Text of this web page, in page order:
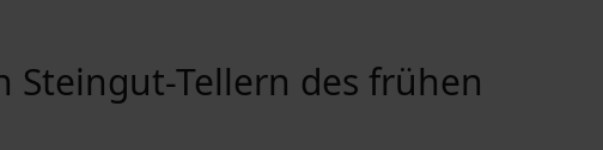
Steingut-Tellern des frühen